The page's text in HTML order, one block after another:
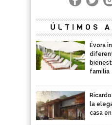
ÚLTIMOS
Évora
familia
la
casa